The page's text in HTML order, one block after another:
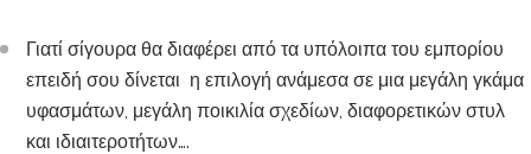
Γιατί σίγουρα θα διαφέρει από τα υπόλοιπα του εμπορίου
επειδή σου δίνεται η επιλογή ανάμεσα σε μια μεγάλη γκάμα
υφασμάτων, μεγάλη ποικιλία σχεδίων, διαφορετικών στυλ
και ιδιαιτεροτήτων….